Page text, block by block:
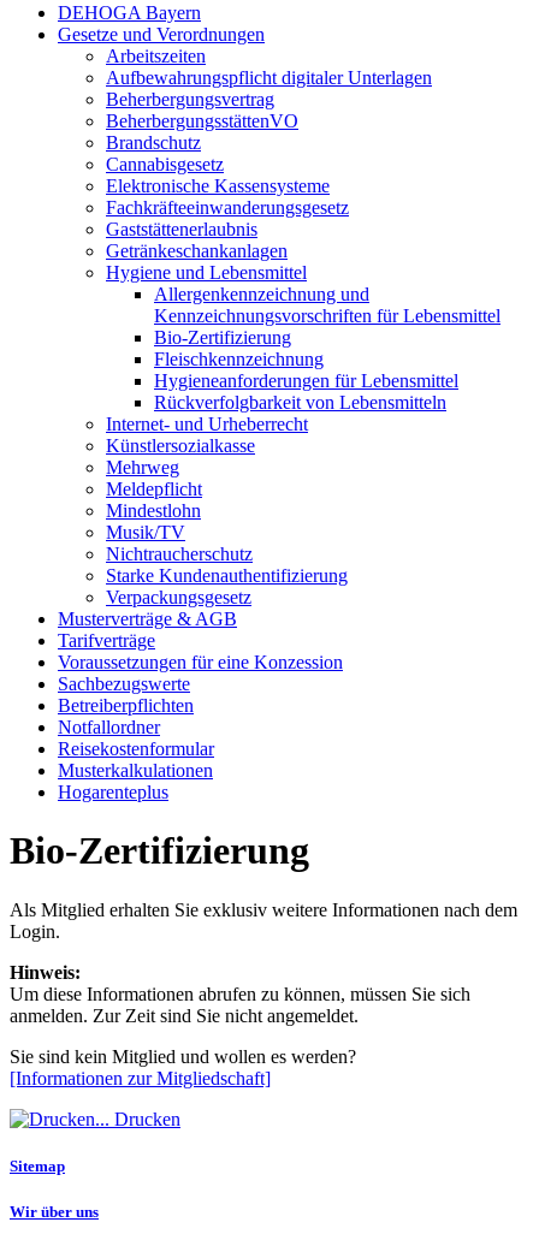
DEHOGA Bayern
Gesetze und Verordnungen
Arbeitszeiten
Aufbewahrungspflicht digitaler Unterlagen
Beherbergungsvertrag
BeherbergungsstättenVO
Brandschutz
Cannabisgesetz
Elektronische Kassensysteme
Fachkräfteeinwanderungsgesetz
Gaststättenerlaubnis
Getränkeschankanlagen
Hygiene und Lebensmittel
Allergenkennzeichnung und
Kennzeichnungsvorschriften für Lebensmittel
Bio-Zertifizierung
Fleischkennzeichnung
Hygieneanforderungen für Lebensmittel
Rückverfolgbarkeit von Lebensmitteln
Internet- und Urheberrecht
Künstlersozialkasse
Mehrweg
Meldepflicht
Mindestlohn
Musik/TV
Nichtraucherschutz
Starke Kundenauthentifizierung
Verpackungsgesetz
Musterverträge & AGB
Tarifverträge
Voraussetzungen für eine Konzession
Sachbezugswerte
Betreiberpflichten
Notfallordner
Reisekostenformular
Musterkalkulationen
Hogarenteplus
Bio-Zertifizierung
Als Mitglied erhalten Sie exklusiv weitere Informationen nach dem
Login.
Hinweis:
Um diese Informationen abrufen zu können, müssen Sie sich
anmelden. Zur Zeit sind Sie nicht angemeldet.
Sie sind kein Mitglied und wollen es werden?
[Informationen zur Mitgliedschaft]
Drucken
Sitemap
Wir über uns